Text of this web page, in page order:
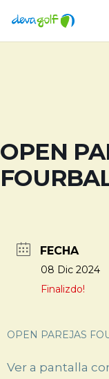
OPEN
FECHA
08 Dic 2024
Finalizdo!
OPEN PAREJAS
Ver a pantalla